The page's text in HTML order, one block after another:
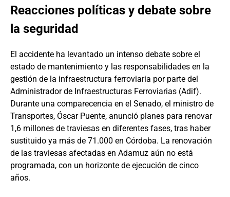
Reacciones políticas y debate sobre
la seguridad
El accidente ha levantado un intenso debate sobre el
estado de mantenimiento y las responsabilidades en la
gestión de la infraestructura ferroviaria por parte del
Administrador de Infraestructuras Ferroviarias (Adif).
Durante una comparecencia en el Senado, el ministro de
Transportes, Óscar Puente, anunció planes para renovar
1,6 millones de traviesas en diferentes fases, tras haber
sustituido ya más de 71.000 en Córdoba. La renovación
de las traviesas afectadas en Adamuz aún no está
programada, con un horizonte de ejecución de cinco
años.